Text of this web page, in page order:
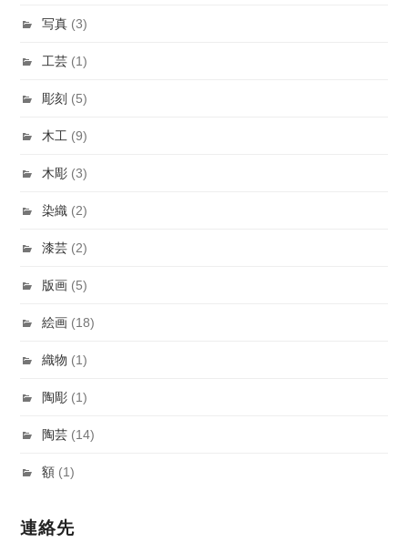
写真 (3)
工芸 (1)
彫刻 (5)
木工 (9)
木彫 (3)
染織 (2)
漆芸 (2)
版画 (5)
絵画 (18)
織物 (1)
陶彫 (1)
陶芸 (14)
額 (1)
連絡先